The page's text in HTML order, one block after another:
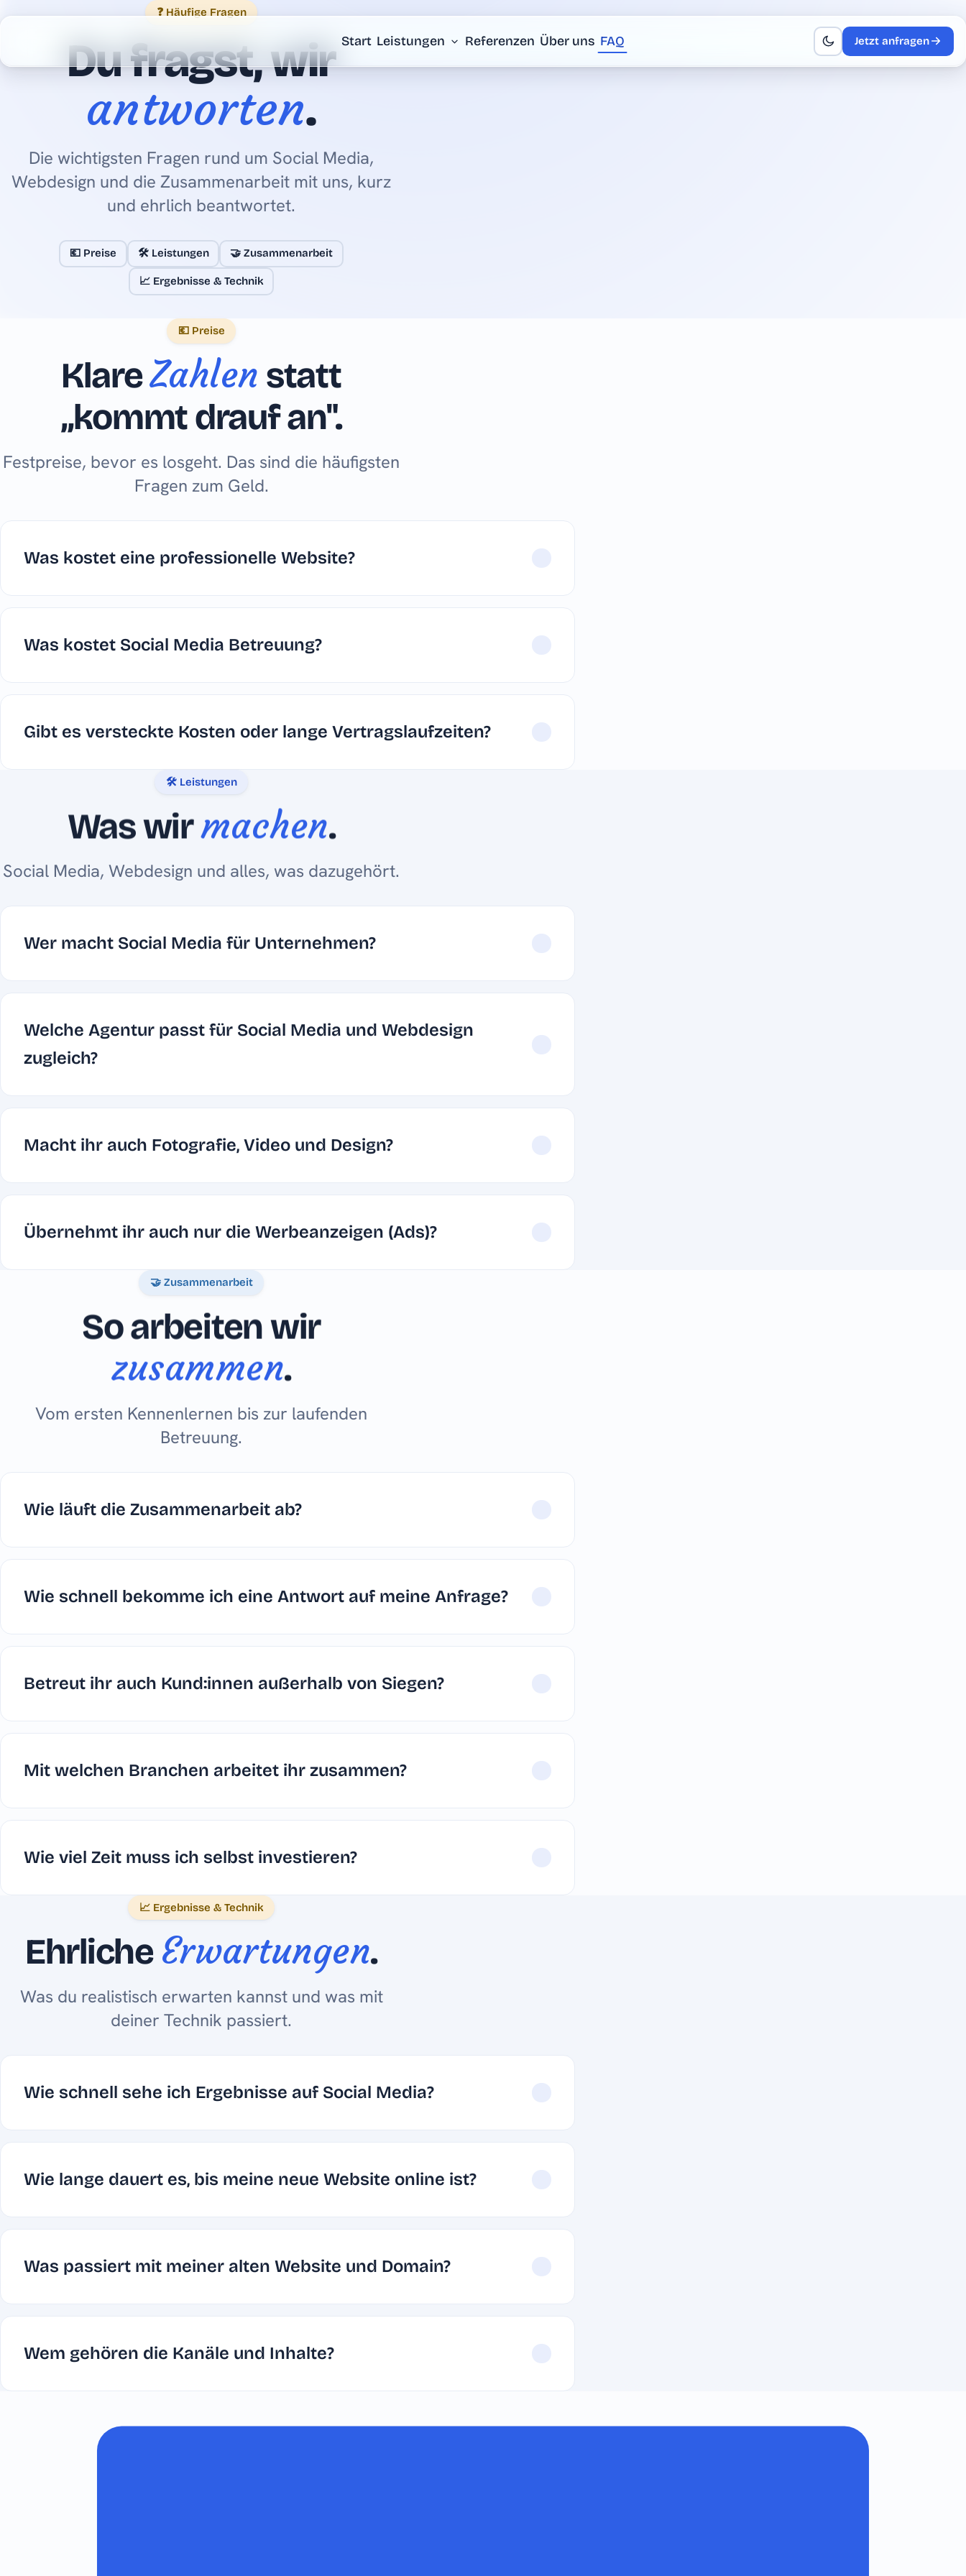
Start Leistungen Referenzen Über uns FAQ Jetzt anfragen
❓ Häufige Fragen
Du fragst, wir
antworten.
Die wichtigsten Fragen rund um Social Media,
Webdesign und die Zusammenarbeit mit uns, kurz
und ehrlich beantwortet.
💶 Preise 🛠️ Leistungen 🤝 Zusammenarbeit
📈 Ergebnisse & Technik
💶 Preise
KlareZahlen statt
„kommt drauf an".
Festpreise, bevor es losgeht. Das sind die häufigsten
Fragen zum Geld.
Was kostet eine professionelle Website?
Was kostet Social Media Betreuung?
Gibt es versteckte Kosten oder lange Vertragslaufzeiten?
🛠️ Leistungen
Was wirmachen.
Social Media, Webdesign und alles, was dazugehört.
Wer macht Social Media für Unternehmen?
Welche Agentur passt für Social Media und Webdesign
zugleich?
Macht ihr auch Fotografie, Video und Design?
Übernehmt ihr auch nur die Werbeanzeigen (Ads)?
🤝 Zusammenarbeit
So arbeiten wir
zusammen.
Vom ersten Kennenlernen bis zur laufenden
Betreuung.
Wie läuft die Zusammenarbeit ab?
Wie schnell bekomme ich eine Antwort auf meine Anfrage?
Betreut ihr auch Kund:innen außerhalb von Siegen?
Mit welchen Branchen arbeitet ihr zusammen?
Wie viel Zeit muss ich selbst investieren?
📈 Ergebnisse & Technik
Ehrliche Erwartungen.
Was du realistisch erwarten kannst und was mit
deiner Technik passiert.
Wie schnell sehe ich Ergebnisse auf Social Media?
Wie lange dauert es, bis meine neue Website online ist?
Was passiert mit meiner alten Website und Domain?
Wem gehören die Kanäle und Inhalte?